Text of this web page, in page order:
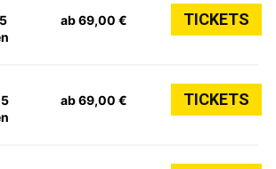
ab 69,00 € TICKETS
ab 69,00 € TICKETS